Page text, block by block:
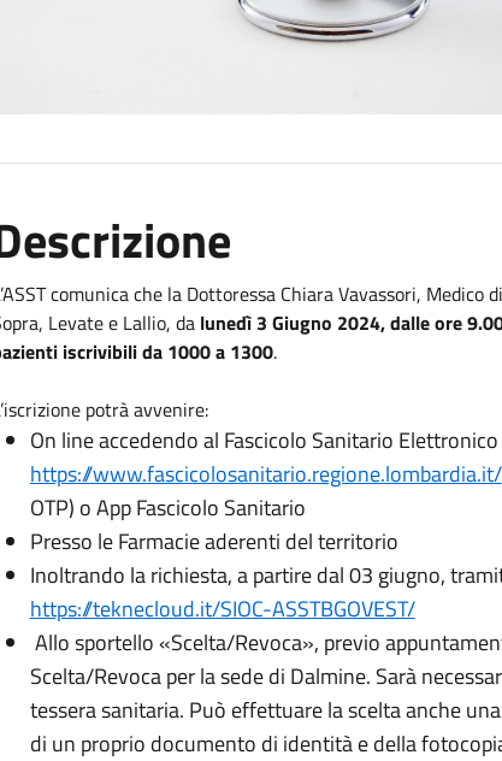
comunica che la Dottoressa Chiara Vavassori,
Levate e Lallio, da lunedì 3 Giugno 2024, dalle ore
iscrivibili da 1000 a 1300.
potrà avvenire:
On line accedendo al Fascicolo Sanitario
https://www.fascicolosanitario.regione.lombardia.it/
OTP) oApp Fascicolo Sanitario
Presso leFarmacie aderenti del territorio
Inoltrando la richiesta, a partire dal 03 giugno,
https://teknecloud.it/SIOC-ASSTBGOVEST/
Allo sportello «Scelta/Revoca», previo
Scelta/Revoca per la sede di Dalmine. Sarà
tessera sanitaria. Può effettuare la scelta anche
di un proprio documento di identità e della